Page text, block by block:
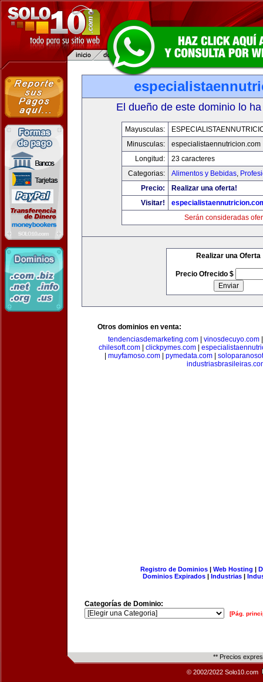
El dueño de este dominio lo
Mayusculas:
Minusculas:
especialistaennutricion.com
Longitud:
23 caracteres
Categorias:
Alimentos y Bebidas,
Precio:
Realizar una oferta!
Visitar!
Serán consideradas
Realizar una Oferta
Precio Ofrecido $
Otros dominios en venta:
tendenciasdemarketing.com| vinosdecuyo.com
chilesoft.com
clickpymes.com
muyfamoso.com pymedata.com
Registro de Dominios| Web Hosting |
Dominios Expirados | Industrias |
Categorías de Dominio:
[Pág.
** Precios
© 2002/2022 Solo10.com